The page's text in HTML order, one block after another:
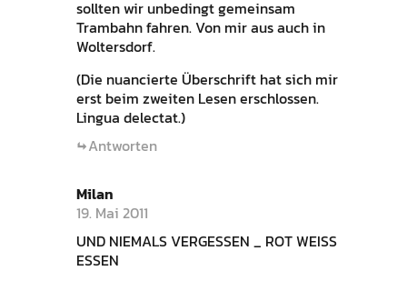
sollten wir unbedingt gemeinsam
Trambahn fahren. Von mir aus auch in
Woltersdorf.
(Die nuancierte Überschrift hat sich mir
erst beim zweiten Lesen erschlossen.
Lingua delectat.)
Antworten
Milan
19. Mai 2011
UND NIEMALS VERGESSEN _ ROT WEISS
ESSEN